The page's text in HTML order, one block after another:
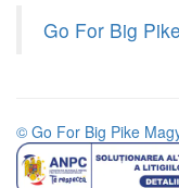
Go For Big
© Go For Big Pike